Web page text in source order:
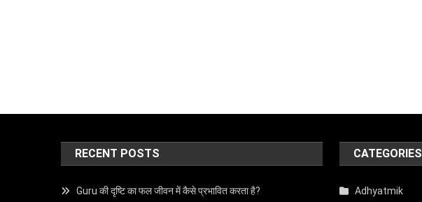
RECENT POSTS
Guru की दृष्टि का फल जीवन में कैसे प्रभावित करता है?
CATEGORIES
Adhyatmik